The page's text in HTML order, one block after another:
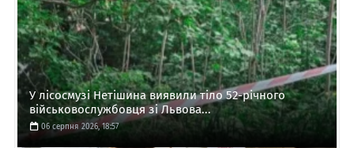
У лісосмузі Нетішина виявили тіло 52-річного
військовослужбовця зі Львова...
06 серпня 2026, 18:57